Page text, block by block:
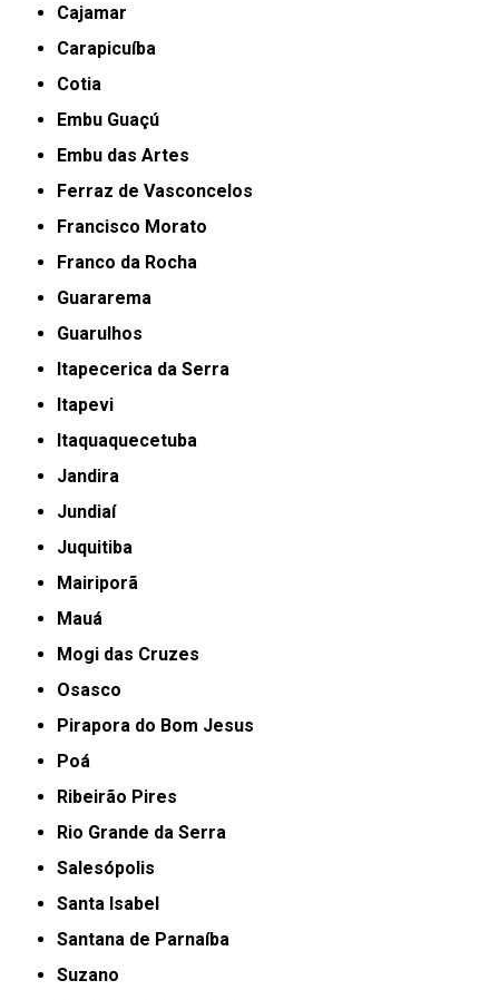
Cajamar
Carapicuíba
Cotia
Embu Guaçú
Embu das Artes
Ferraz de Vasconcelos
Francisco Morato
Franco da Rocha
Guararema
Guarulhos
Itapecerica da Serra
Itapevi
Itaquaquecetuba
Jandira
Jundiaí
Juquitiba
Mairiporã
Mauá
Mogi das Cruzes
Osasco
Pirapora do Bom Jesus
Poá
Ribeirão Pires
Rio Grande da Serra
Salesópolis
Santa Isabel
Santana de Parnaíba
Suzano